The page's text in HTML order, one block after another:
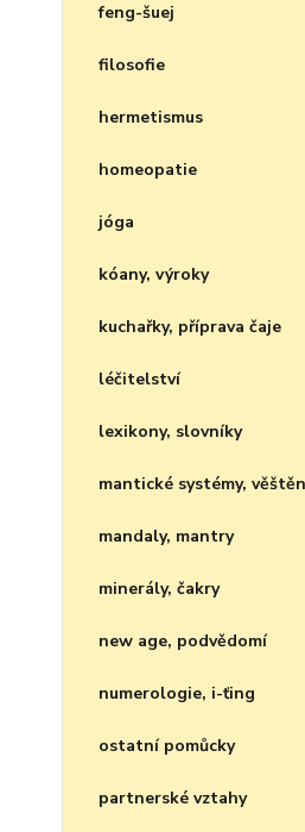
feng-šuej
filosofie
hermetismus
homeopatie
jóga
kóany, výroky
kuchařky, příprava čaje
léčitelství
lexikony, slovníky
mantické systémy,
mandaly, mantry
minerály, čakry
new age, podvědomí
numerologie, i-ťing
ostatní pomůcky
partnerské vztahy